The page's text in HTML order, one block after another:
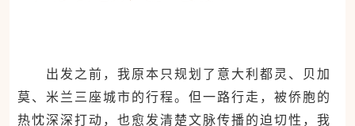
出发之前，我原本只规划了意大利都灵、贝加
莫、米兰三座城市的行程。但一路行走，被侨胞的
热忱深深打动，也愈发清楚文脉传播的迫切性，我